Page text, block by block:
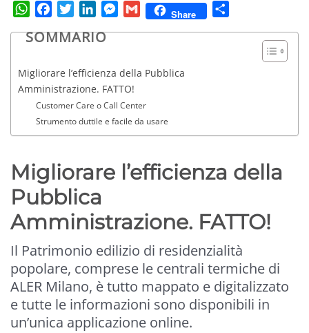
WhatsApp
FacebookTwitterLinkedInMessenger
Gmail Share
SOMMARIO
Migliorare l’efficienza della Pubblica
Amministrazione. FATTO!
Customer Care o Call Center
Strumento duttile e facile da usare
Migliorare l’efficienza della
Pubblica
Amministrazione. FATTO!
Il Patrimonio edilizio di residenzialità
popolare, comprese le centrali termiche di
ALER Milano, è tutto mappato e digitalizzato
e tutte le informazioni sono disponibili in
un’unica applicazione online.